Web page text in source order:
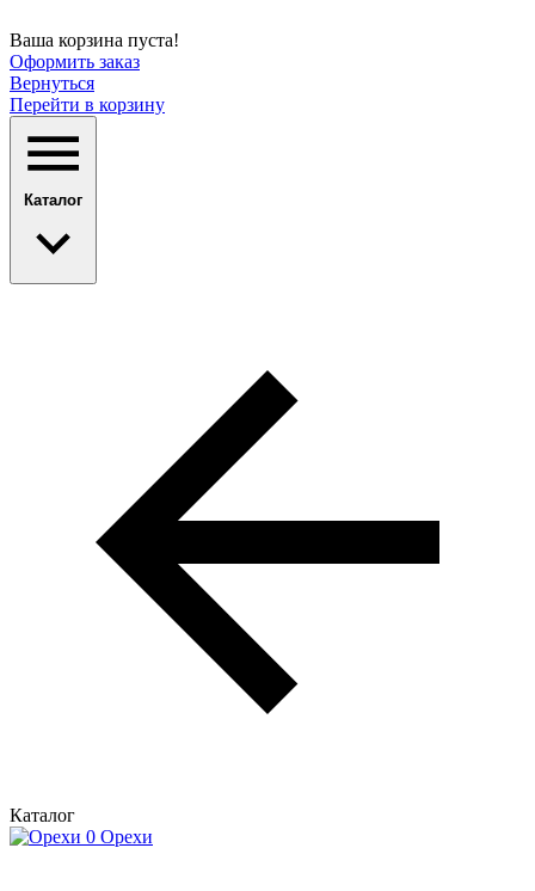
Ваша корзина пуста!
Оформить заказ
Вернуться
Перейти в корзину
Каталог
Каталог
Орехи